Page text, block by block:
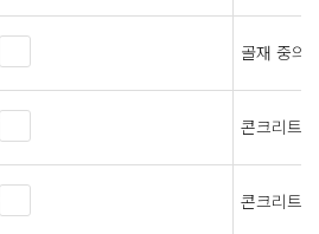
골재 중의
콘크리트
콘크리트